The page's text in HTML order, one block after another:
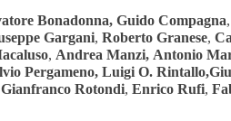
Bonadonna, Guido Compagna
Gargani, Roberto Granese,
, Andrea Manzi, Antonio
Pergameno, Luigi O. Rintallo,
Gianfranco Rotondi, Enrico Rufi,